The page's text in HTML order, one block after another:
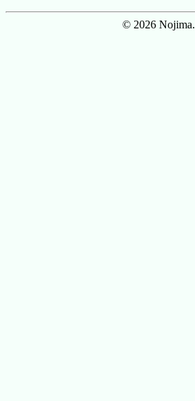
© 2026 Nojima.